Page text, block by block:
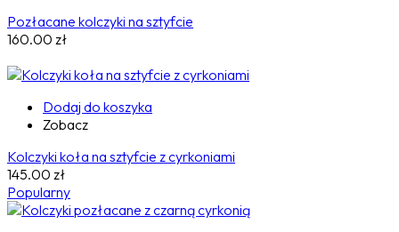
Pozłacane kolczyki na sztyfcie
160.00 zł
Dodaj do koszyka
Zobacz
Kolczyki koła na sztyfcie z cyrkoniami
145.00 zł
Popularny